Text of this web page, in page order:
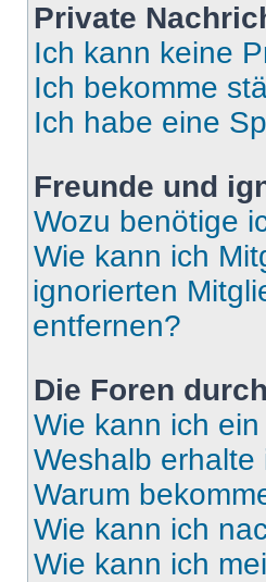
Private
Ich kann keine
Ich bekomme
Ich habe eine
Freunde und
Wozu benötige
Wie kann ich
ignorierten
entfernen?
Die Foren
Wie kann ich
Weshalb
Warum
Wie kann ich
Wie kann ich